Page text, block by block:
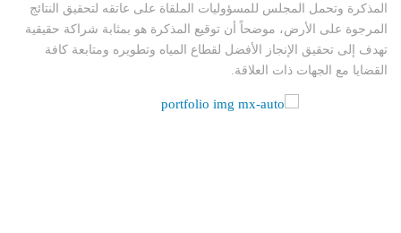
المذكرة وتحمل المجلس للمسؤوليات الملقاة على عاتقه لتحقيق النتائج
المرجوة على الأرض، موضحاً أن توقيع المذكرة هو بمثابة شراكة حقيقية
تهدف إلى تحقيق الإنجاز الأفضل لقطاع المياه وتطويره ومتابعة كافة
القضايا مع الجهات ذات العلاقة.